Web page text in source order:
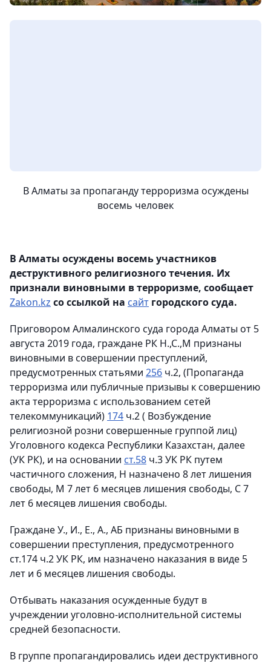
В Алматы за пропаганду терроризма осуждены
восемь человек
В Алматы осуждены восемь участников
деструктивного религиозного течения. Их
признали виновными в терроризме, сообщает
Zakon.kz со ссылкой на сайт городского суда.
Приговором Алмалинского суда города Алматы от 5
августа 2019 года, граждане РК Н.,С.,М признаны
виновными в совершении преступлений,
предусмотренных статьями 256 ч.2, (Пропаганда
терроризма или публичные призывы к совершению
акта терроризма с использованием сетей
телекоммуникаций) 174 ч.2 ( Возбуждение
религиозной розни совершенные группой лиц)
Уголовного кодекса Республики Казахстан, далее
(УК РК), и на основании ст.58 ч.3 УК РК путем
частичного сложения, Н назначено 8 лет лишения
свободы, М 7 лет 6 месяцев лишения свободы, С 7
лет 6 месяцев лишения свободы.
Граждане У., И., Е., А., АБ признаны виновными в
совершении преступления, предусмотренного
ст.174 ч.2 УК РК, им назначено наказания в виде 5
лет и 6 месяцев лишения свободы.
Отбывать наказания осужденные будут в
учреждении уголовно-исполнительной системы
средней безопасности.
В группе пропагандировались идеи деструктивного